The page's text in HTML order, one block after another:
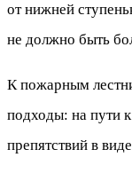
от нижней
не должно быть
К пожарным
подходы: на пути
препятствий в